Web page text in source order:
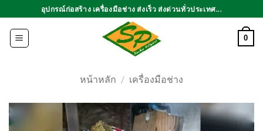
ไป
เนื้อหา
อุปกรณ์ก่อสร้าง เครื่องมือช่าง ส่งเร็ว ส่งด่วนทั่วประเทศ...
0
หน้าหลัก / เครื่องมือช่าง